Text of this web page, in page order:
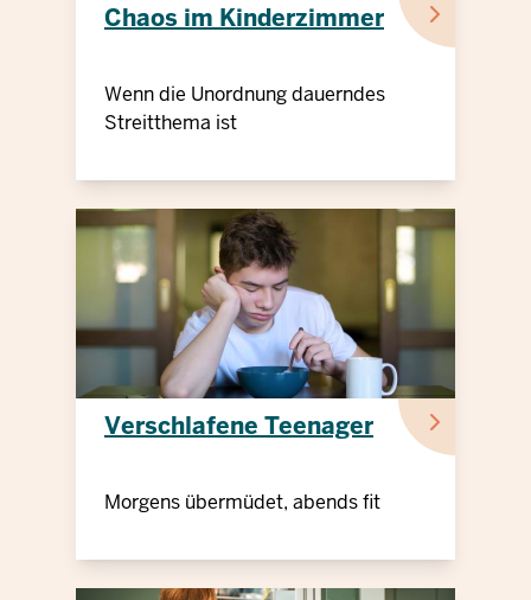
Chaos im Kinderzimmer
Wenn die Unordnung dauerndes
Streitthema ist
Verschlafene Teenager
Morgens übermüdet, abends fit